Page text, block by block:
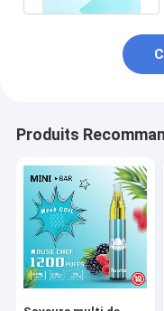
Produits